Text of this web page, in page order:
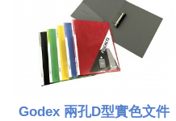
Godex 兩孔D型實色文件